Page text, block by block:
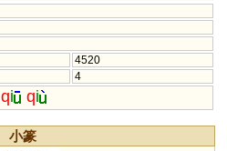
4520
4
qi qi
小篆